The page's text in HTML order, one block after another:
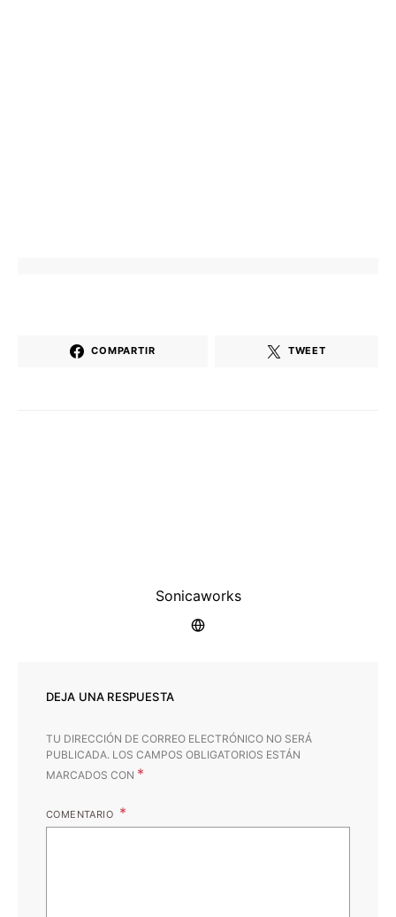
COMPARTIR TWEET
Sonicaworks
DEJA UNA RESPUESTA
TU DIRECCIÓN DE CORREO ELECTRÓNICO NO SERÁ
PUBLICADA. LOS CAMPOS OBLIGATORIOS ESTÁN
MARCADOS CON *
COMENTARIO